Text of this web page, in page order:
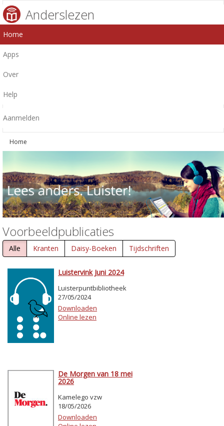
Anderslezen
Home
Apps
Over
Help
Aanmelden
Home
Voorbeeldpublicaties
Alle Kranten Daisy-Boeken Tijdschriften
Luistervink Juni 2024
Luisterpuntbibliotheek
27/05/2024
Downloaden
Online lezen
De Morgen van 18 mei
2026
Kamelego vzw
18/05/2026
Downloaden